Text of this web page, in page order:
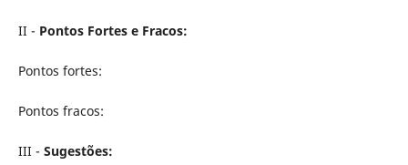
II - Pontos Fortes e Fracos:
Pontos fortes:
Pontos fracos:
III - Sugestões: